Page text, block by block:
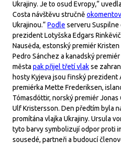
Ukrajiny. Je to osud Evropy,“
Costa návštěvu stručně
Ukrajinou.“ Podle serveru Suspilne
prezident Lotyšska Edgars
Nausėda, estonský premiér
Pedro Sánchez a kanadský
města pak přijel třetí vlakse
hosty Kyjeva jsou finský prezident
premiérka Mette Frederiksen,
Tómasdóttir, norský premiér Jonas
Ulf Kristersson. Den předtím byla
promítána vlajka Ukrajiny. Ursula
tyto barvy symbolizují odpor proti
sousedé, partneři a budoucí